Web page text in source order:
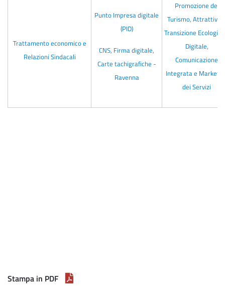
Trattamento economico e
Relazioni Sindacali
Punto Impresa digitale
(PID)
CNS, Firma digitale,
Carte tachigrafiche -
Ravenna
Promozione del
Turismo,
Transizione
Digitale,
Comunicazione
Integrata e
dei Servizi
Stampa in PDF